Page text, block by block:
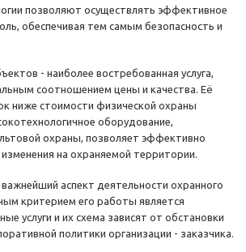
позволяют осуществлять эффективное
обеспечивая тем самым безопасность и
- наиболее востребованная услуга,
соотношением цены и качества. Её
ниже стоимости физической охраны
оборудование,
охраны, позволяет эффективно
на охраняемой территории.
аспект деятельности охранного
критерием его работы является
услуги и их схема зависят от обстановки
политики организации - заказчика.